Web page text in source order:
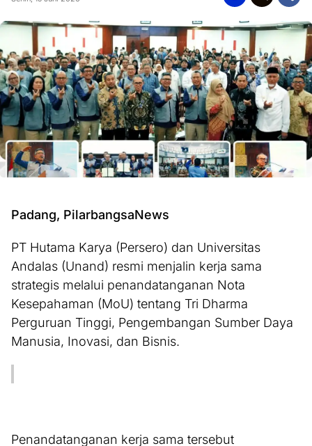
Padang, PilarbangsaNews
PT Hutama Karya (Persero) dan Universitas
Andalas (Unand) resmi menjalin kerja sama
strategis melalui penandatanganan Nota
Kesepahaman (MoU) tentang Tri Dharma
Perguruan Tinggi, Pengembangan Sumber Daya
Manusia, Inovasi, dan Bisnis.
Penandatanganan kerja sama tersebut